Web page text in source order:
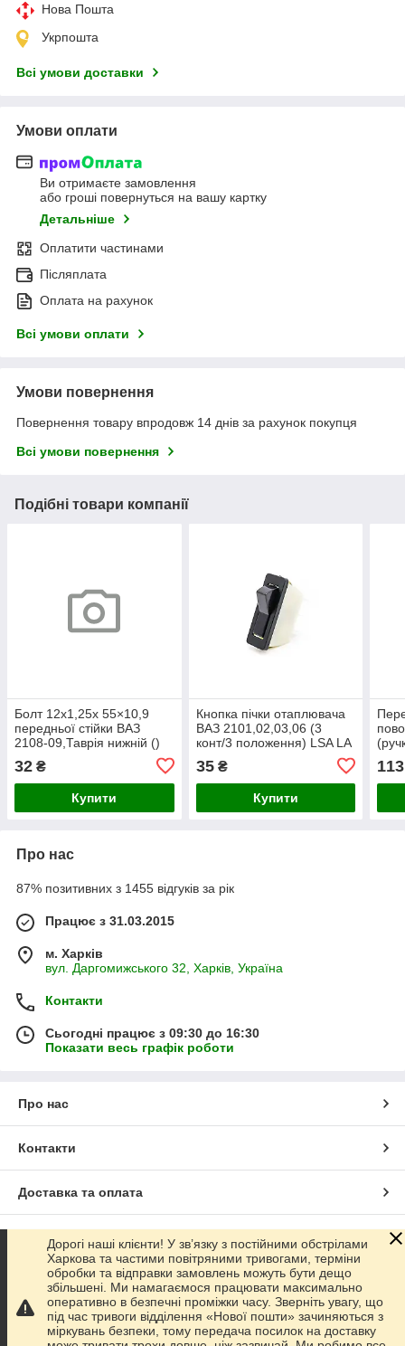
Нова Пошта
Укрпошта
Всі умови доставки
Умови оплати
Ви отримаєте замовлення
або гроші повернуться на вашу картку
Детальніше
Оплатити частинами
Післяплата
Оплата на рахунок
Всі умови оплати
Умови повернення
Повернення товару впродовж 14 днів за рахунок покупця
Всі умови повернення
Подібні товари компанії
Болт 12х1,25х 55×10,9
передньої стійки ВАЗ
2108-09,Таврія нижній ()
32 ₴
Купити
Кнопка пічки отаплювача
ВАЗ 2101,02,03,06 (3
конт/3 положення) LSA LA
35₴
Купити
113
Про нас
87% позитивних з 1455 відгуків за рік
Працює з 31.03.2015
м. Харків
вул. Даргомижського 32, Харків, Україна
Контакти
Сьогодні працює з 09:30 до 16:30
Показати весь графік роботи
Про нас
Контакти
Доставка та оплата
Графік роботи
Повна версія сайту
Сайт створено на маркетплейсіProm.ua
Дорогі наші клієнти! У зв’язку з постійними обстрілами
Харкова та частими повітряними тривогами, терміни
обробки та відправки замовлень можуть бути дещо
збільшені. Ми намагаємося працювати максимально
оперативно в безпечні проміжки часу. Зверніть увагу, що
під час тривоги відділення «Нової пошти» зачиняються з
міркувань безпеки, тому передача посилок на доставку